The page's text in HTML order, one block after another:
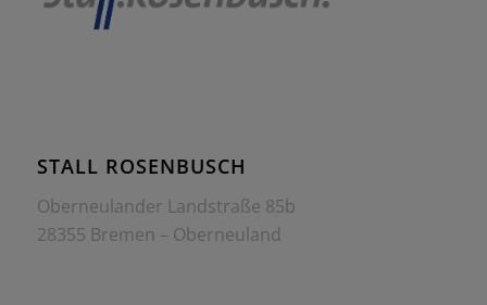
STALL ROSENBUSCH
Oberneulander Landstraße 85b
28355 Bremen – Oberneuland